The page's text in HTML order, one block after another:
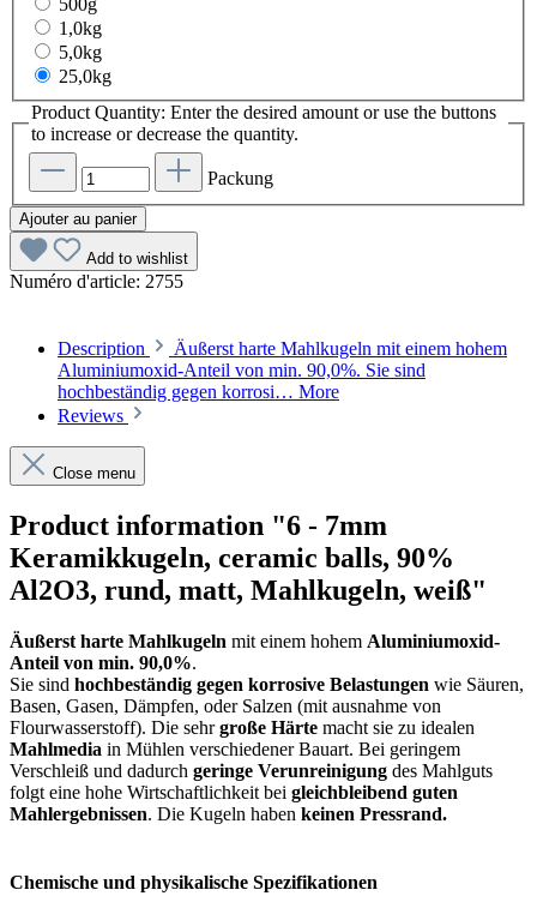
500g
1,0kg
5,0kg
25,0kg
Product Quantity: Enter the desired amount or use the buttons
to increase or decrease the quantity.
Packung
Ajouter au panier
Add to wishlist
Numéro d'article: 2755
Description
Äußerst harte Mahlkugeln mit einem hohem
Aluminiumoxid-Anteil von min. 90,0%. Sie sind
hochbeständig gegen korrosi… More
Reviews
Close menu
Product information "6 - 7mm
Keramikkugeln, ceramic balls, 90%
Al2O3, rund, matt, Mahlkugeln, weiß"
Äußerst harte Mahlkugeln mit einem hohem Aluminiumoxid-
Anteil von min. 90,0%.
Sie sind hochbeständig gegen korrosive Belastungen wie Säuren,
Basen, Gasen, Dämpfen, oder Salzen (mit ausnahme von
Flourwasserstoff). Die sehrgroße Härte macht sie zu idealen
Mahlmedia in Mühlen verschiedener Bauart. Bei geringem
Verschleiß und dadurch geringe Verunreinigung des Mahlguts
folgt eine hohe Wirtschaftlichkeit bei gleichbleibend guten
Mahlergebnissen. Die Kugeln haben keinen Pressrand.
Chemische und physikalische Spezifikationen